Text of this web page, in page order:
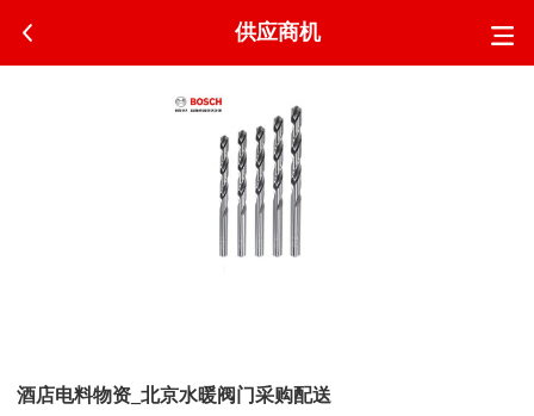
供应商机
酒店电料物资_北京水暖阀门采购配送